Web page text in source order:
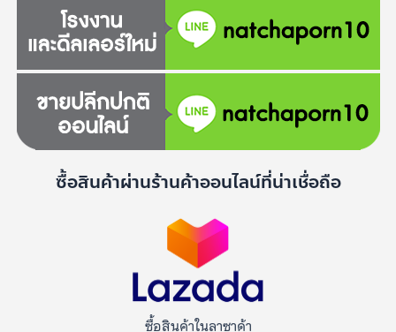
ซื้อสินค้าผ่านร้านค้าออนไลน์ที่น่าเชื่อถือ
ซื้อสินค้าในลาซาด้า